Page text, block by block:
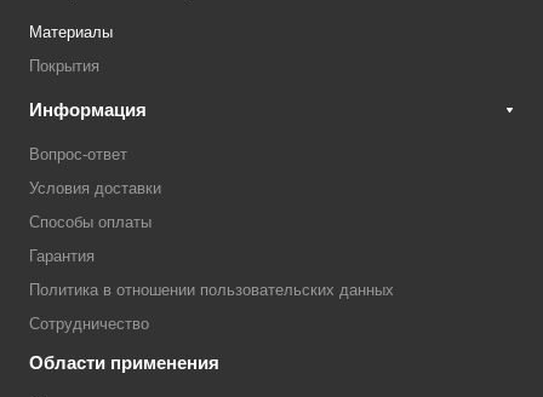
Материалы
Покрытия
Информация
Вопрос-ответ
Условия доставки
Способы оплаты
Гарантия
Политика в отношении пользовательских данных
Сотрудничество
Области применения